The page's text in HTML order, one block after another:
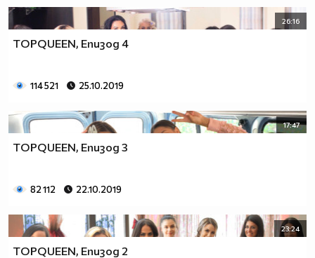
26:16
TOPQUEEN, Епизод 4
114 521 25.10.2019
17:47
TOPQUEEN, Епизод 3
82 112 22.10.2019
23:24
TOPQUEEN, Епизод 2